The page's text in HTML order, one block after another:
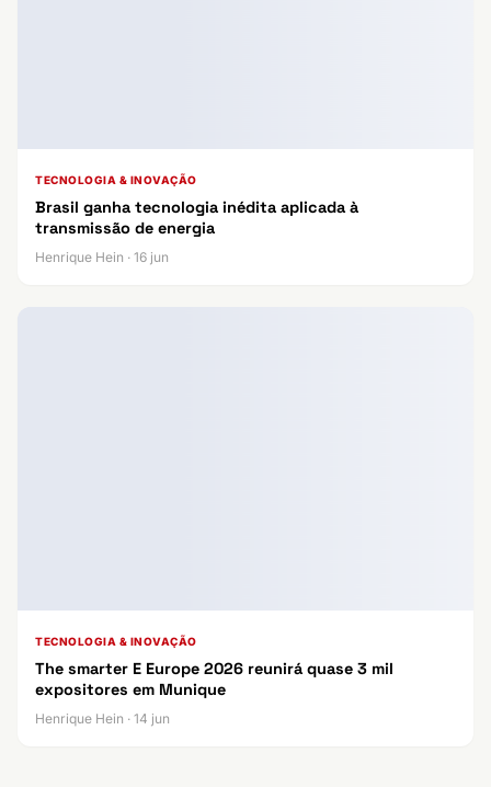
TECNOLOGIA & INOVAÇÃO
Brasil ganha tecnologia inédita aplicada à
transmissão de energia
Henrique Hein · 16 jun
TECNOLOGIA & INOVAÇÃO
The smarter E Europe 2026 reunirá quase 3 mil
expositores em Munique
Henrique Hein · 14 jun